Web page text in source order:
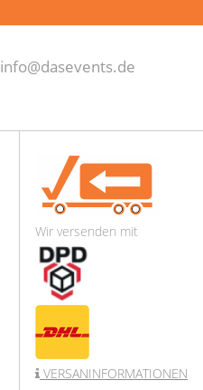
info@dasevents.de
Wir versenden mit
VERSANINFORMATIONEN